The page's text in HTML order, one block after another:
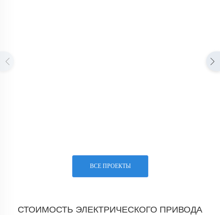
ВСЕ ПРОЕКТЫ
СТОИМОСТЬ ЭЛЕКТРИЧЕСКОГО ПРИВОДА